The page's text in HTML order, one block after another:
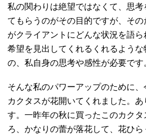
私の関わりは絶望ではなくて、思考
てもらうのがその目的ですが、そ
がクライアントにどんな状況を語
希望を見出してくれるくれるよう
の、私自身の思考や感性が必要です
そんな私のパワーアップのために、
カクタスが花開いてくれました。
す。一昨年の秋に買ったこのカクタ
ろ、かなりの蕾が落花して、花ひ